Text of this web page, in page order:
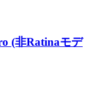
(非Ratinaモデ